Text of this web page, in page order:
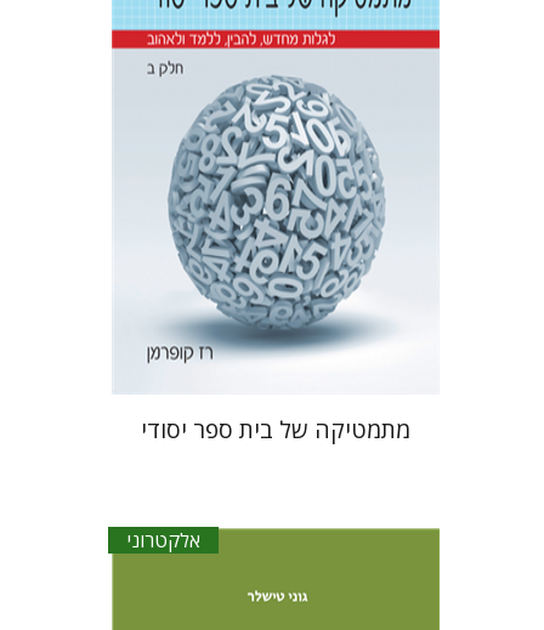
הנחת אתר ספר אלקטרוני
$25
מתמטיקה של בית ספר יסודי
אלקטרוני